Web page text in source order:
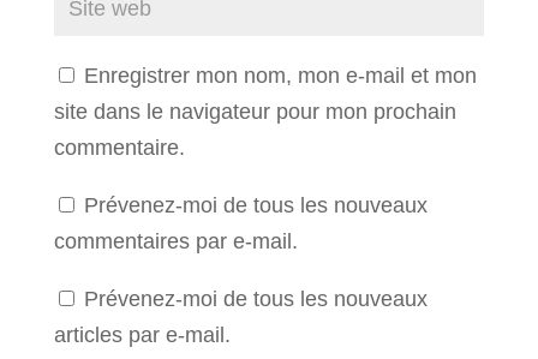
Enregistrer mon nom, mon e-mail et mon
site dans le navigateur pour mon prochain
commentaire.
Prévenez-moi de tous les nouveaux
commentaires par e-mail.
Prévenez-moi de tous les nouveaux
articles par e-mail.